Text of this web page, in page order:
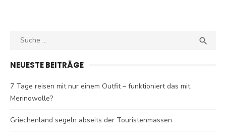
Search

NEUESTE BEITRÄGE
7 Tage reisen mit nur einem Outfit – funktioniert das mit
Merinowolle?
Griechenland segeln abseits der Touristenmassen